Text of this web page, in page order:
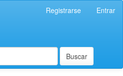
Registrarse Entrar
Buscar